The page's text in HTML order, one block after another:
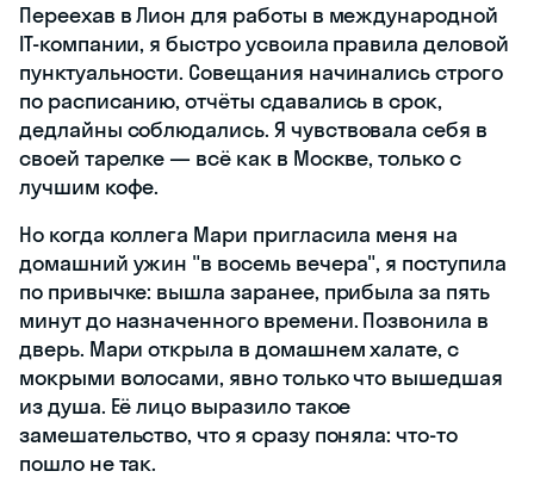
Переехав в Лион для работы в международной
IT-компании, я быстро усвоила правила деловой
пунктуальности. Совещания начинались строго
по расписанию, отчёты сдавались в срок,
дедлайны соблюдались. Я чувствовала себя в
своей тарелке — всё как в Москве, только с
лучшим кофе.
Но когда коллега Мари пригласила меня на
домашний ужин "в восемь вечера", я поступила
по привычке: вышла заранее, прибыла за пять
минут до назначенного времени. Позвонила в
дверь. Мари открыла в домашнем халате, с
мокрыми волосами, явно только что вышедшая
из душа. Её лицо выразило такое
замешательство, что я сразу поняла: что-то
пошло не так.